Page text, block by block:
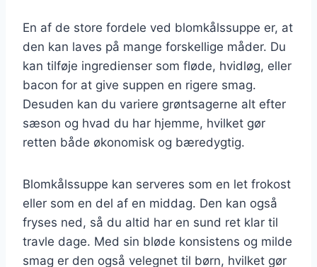
En af de store fordele ved blomkålssuppe er, at
den kan laves på mange forskellige måder. Du
kan tilføje ingredienser som fløde, hvidløg, eller
bacon for at give suppen en rigere smag.
Desuden kan du variere grøntsagerne alt efter
sæson og hvad du har hjemme, hvilket gør
retten både økonomisk og bæredygtig.
Blomkålssuppe kan serveres som en let frokost
eller som en del af en middag. Den kan også
fryses ned, så du altid har en sund ret klar til
travle dage. Med sin bløde konsistens og milde
smag er den også velegnet til børn, hvilket gør